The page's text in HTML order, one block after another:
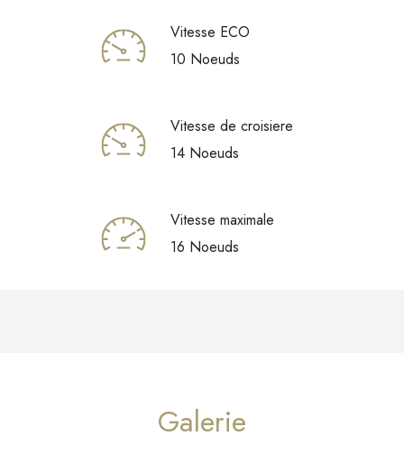
Vitesse ECO
10 Noeuds
Vitesse de croisiere
14 Noeuds
Vitesse maximale
16 Noeuds
Galerie